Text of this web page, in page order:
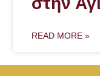
READ MORE »